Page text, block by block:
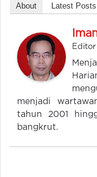
About Latest Posts
Editor
menjadi
tahun 2001
bangkrut.